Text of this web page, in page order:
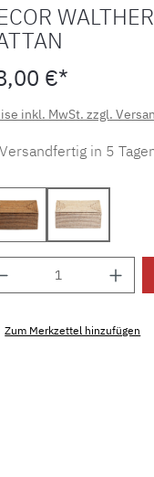
€*
inkl. MwSt. zzgl.
Versandfertig in 5
Rattan dunkel 0932192
Rattan hell
Zum Merkzettel hinzufügen